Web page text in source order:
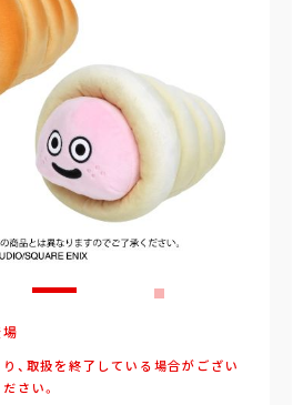
、取扱を終了している場合がござい
さい。